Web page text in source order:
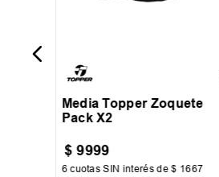
Media Topper Zoquete
Pack X2
$ 9999
6 cuotas SIN interés de$ 1667